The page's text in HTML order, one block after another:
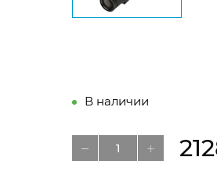
В наличии